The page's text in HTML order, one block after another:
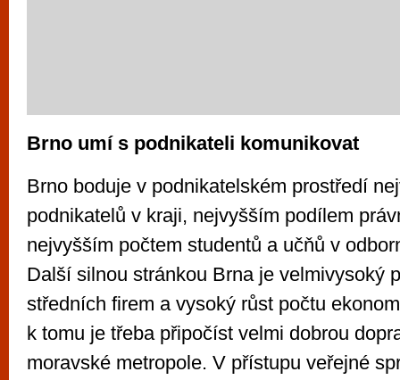
Brno umí s podnikateli komunikovat
Brno boduje v podnikatelském prostředí
podnikatelů v kraji, nejvyšším podílem
nejvyšším počtem studentů a učňů v
Další silnou stránkou Brna je velmivysoký
středních firem a vysoký růst počtu
k tomu je třeba připočíst velmi dobrou
moravské metropole. V přístupu veřejné